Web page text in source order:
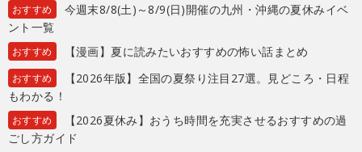
おすすめ
今週末8/8(土)～8/9(日)開催の九州・沖縄の夏休みイベ
ント一覧
おすすめ 【漫画】夏に読みたいおすすめの怖い話まとめ
おすすめ
【2026年版】全国の夏祭り注目27選。見どころ・日程
もわかる！
おすすめ
【2026夏休み】おうち時間を充実させるおすすめの過
ごし方ガイド